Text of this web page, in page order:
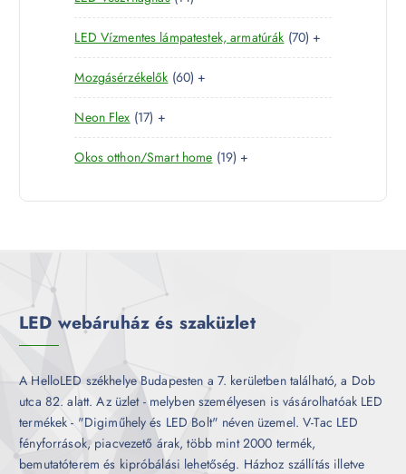
k
é
k
r
m
é
e
r
m
é
k
4
t
e
r
m
k
LED Vízmentes lámpatestek, armatúrák 707
0
e
m
+
Mozgásérzékelők 606
0
e
r
é
+
Neon Flex 171
7
t
r
+
Okos otthon/Smart home 191
t
+
LED webáruház és szaküzlet
A HelloLED székhelye Budapesten a 7. kerületben található, a Dob
utca 82. alatt. Az üzlet - melyben személyesen is vásárolhatóak LED
termékek - "Digiműhely és LED Bolt" néven üzemel. V-Tac LED
fényforrások, piacvezető árak, több mint 2000 termék,
bemutatóterem és kipróbálási lehetőség. Házhoz szállítás illetve